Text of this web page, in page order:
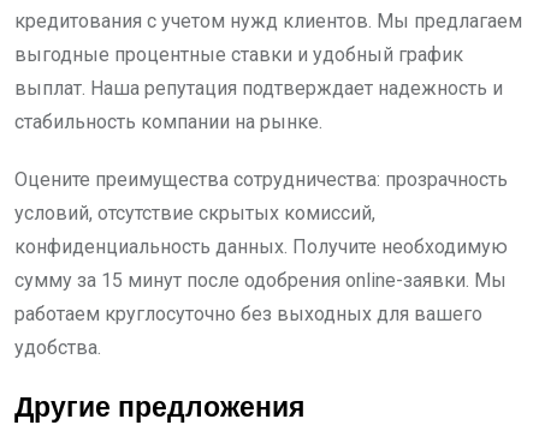
кредитования с учетом нужд клиентов. Мы предлагаем
выгодные процентные ставки и удобный график
выплат. Наша репутация подтверждает надежность и
стабильность компании на рынке.
Оцените преимущества сотрудничества: прозрачность
условий, отсутствие скрытых комиссий,
конфиденциальность данных. Получите необходимую
сумму за 15 минут после одобрения online-заявки. Мы
работаем круглосуточно без выходных для вашего
удобства.
Другие предложения